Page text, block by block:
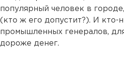
популярный человек в
(кто ж его допустит?). И кто-
промышленных генералов,
дороже денег.